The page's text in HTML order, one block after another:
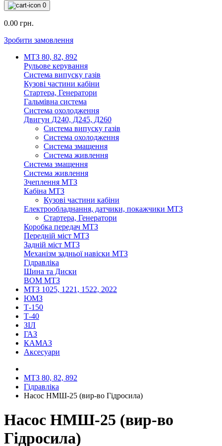
0
0.00 грн.
Зробити замовлення
МТЗ 80, 82, 892
Рульове керування
Система випуску газів
Кузові частини кабіни
Стартера, Генератори
Гальмівна система
Система охолодження
Двигун Д240, Д245, Д260
Система випуску газів
Система охолодження
Система змащення
Система живлення
Система змащення
Система живлення
Зчеплення МТЗ
Кабіна МТЗ
Кузові частини кабіни
Електрообладнання, датчики, покажчики МТЗ
Стартера, Генератори
Коробка передач МТЗ
Передній міст МТЗ
Задній міст МТЗ
Механізм задньої навіски МТЗ
Гідравліка
Шина та Диски
ВОМ МТЗ
МТЗ 1025, 1221, 1522, 2022
ЮМЗ
Т-150
Т-40
ЗІЛ
ГАЗ
КАМАЗ
Аксесуари
МТЗ 80, 82, 892
Гідравліка
Насос НМШ-25 (вир-во Гідросила)
Насос НМШ-25 (вир-во
Гідросила)